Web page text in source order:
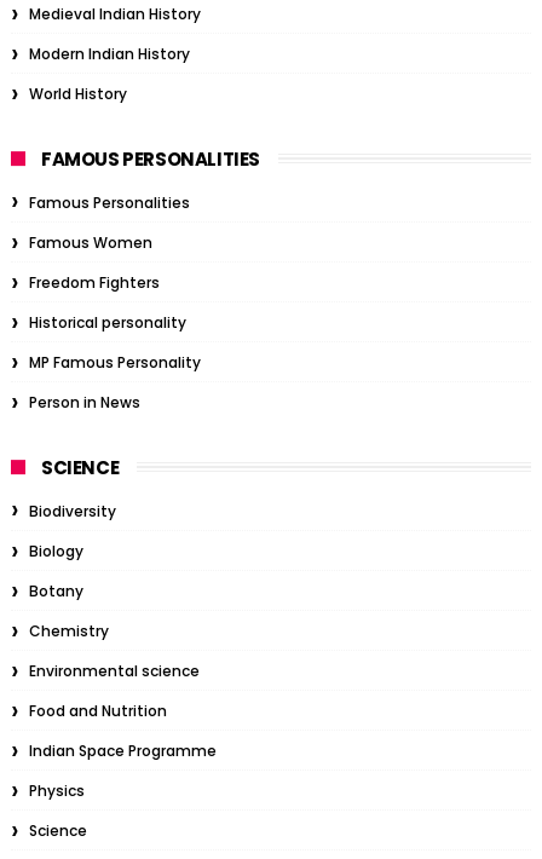
Medieval Indian History
Modern Indian History
World History
FAMOUS PERSONALITIES
Famous Personalities
Famous Women
Freedom Fighters
Historical personality
MP Famous Personality
Person in News
SCIENCE
Biodiversity
Biology
Botany
Chemistry
Environmental science
Food and Nutrition
Indian Space Programme
Physics
Science